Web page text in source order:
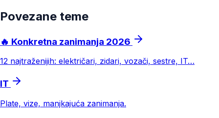
Povezane teme
🔥 Konkretna zanimanja 2026
12 najtraženijih: električari, zidari, vozači, sestre, IT…
IT
Plate, vize, manjkajuća zanimanja.